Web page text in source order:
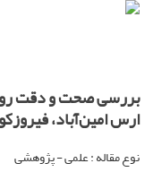
بررسی صحت و دقت
ارس امین‌آباد،
نوع مقاله : علمی - پژوهشی